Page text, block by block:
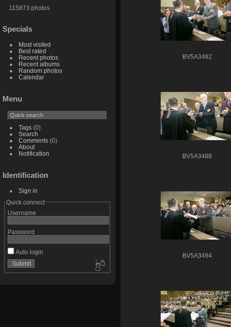
115873 photos
Specials
Most visited
Best rated
Recent photos
Recent albums
Random photos
Calendar
Menu
Tags(0)
Search
Comments(0)
About
Notification
Identification
Sign in
Quick connect
Username
Password
Auto login
BV5A3482
BV5A3488
BV5A3494